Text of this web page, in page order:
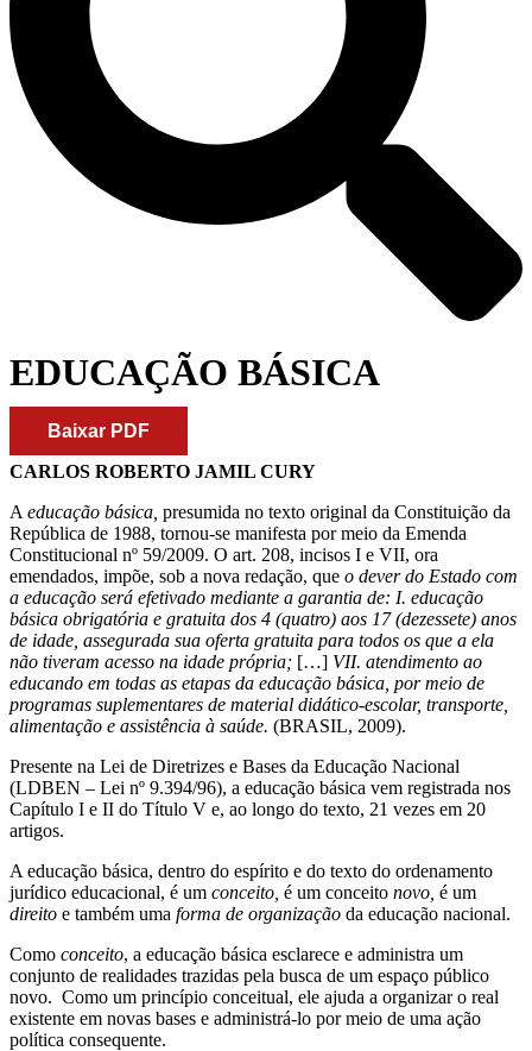
EDUCAÇÃO BÁSICA
Baixar PDF
CARLOS ROBERTO JAMIL CURY
A educação básica, presumida no texto original da Constituição da
República de 1988, tornou-se manifesta por meio da Emenda
Constitucional nº 59/2009. O art. 208, incisos I e VII, ora
emendados, impõe, sob a nova redação, que o dever do Estado com
a educação será efetivado mediante a garantia de: I. educação
básica obrigatória e gratuita dos 4 (quatro) aos 17 (dezessete) anos
de idade, assegurada sua oferta gratuita para todos os que a ela
não tiveram acesso na idade própria; […] VII. atendimento ao
educando em todas as etapas da educação básica, por meio de
programas suplementares de material didático-escolar, transporte,
alimentação e assistência à saúde. (BRASIL, 2009).
Presente na Lei de Diretrizes e Bases da Educação Nacional
(LDBEN – Lei nº 9.394/96), a educação básica vem registrada nos
Capítulo I e II do Título V e, ao longo do texto, 21 vezes em 20
artigos.
A educação básica, dentro do espírito e do texto do ordenamento
jurídico educacional, é um conceito, é um conceito novo, é um
direito e também uma forma de organização da educação nacional.
Como conceito, a educação básica esclarece e administra um
conjunto de realidades trazidas pela busca de um espaço público
novo. Como um princípio conceitual, ele ajuda a organizar o real
existente em novas bases e administrá-lo por meio de uma ação
política consequente.